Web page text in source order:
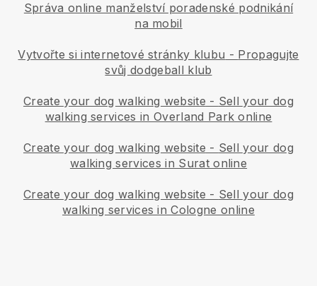
Správa online manželství poradenské podnikání
na mobil
Vytvořte si internetové stránky klubu - Propagujte
svůj dodgeball klub
Create your dog walking website - Sell your dog
walking services in Overland Park online
Create your dog walking website - Sell your dog
walking services in Surat online
Create your dog walking website - Sell your dog
walking services in Cologne online